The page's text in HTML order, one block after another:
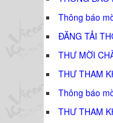
Thông báo
ĐĂNG TẢI
THƯ MỜI
THƯ THAM
Thông báo
THƯ THAM